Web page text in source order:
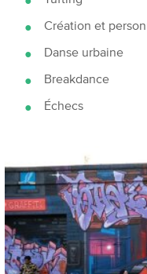
Création et
Danse urbaine
Breakdance
Échecs